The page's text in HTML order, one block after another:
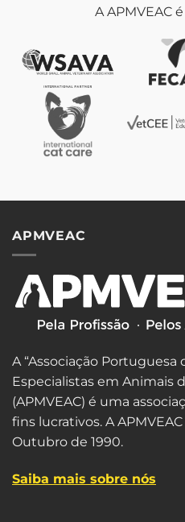
A APMVEAC
APMVEAC
A “Associação
Especialistas em Animais
(APMVEAC) é uma
fins lucrativos. A
Outubro de 1990.
Saiba mais sobre nós